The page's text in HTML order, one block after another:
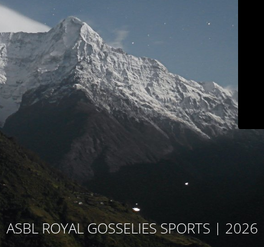
ASBL ROYAL GOSSELIES SPORTS | 2026